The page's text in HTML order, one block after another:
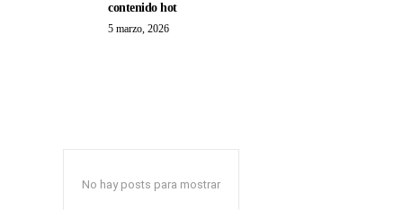
contenido hot
5 marzo, 2026
No hay posts para mostrar